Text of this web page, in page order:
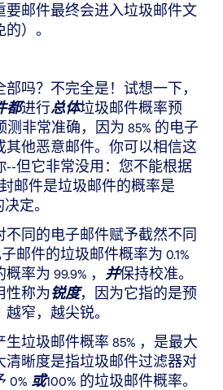
要邮件最终会进入垃圾邮件文
）。
吗？不完全是！试想一下，
都进行总体垃圾邮件概率预
测非常准确，因为 85% 的电子
其他恶意邮件。你可以相信这
--但它非常没用：您不能根据
邮件是垃圾邮件的概率是
定。
同的电子邮件赋予截然不同
邮件的垃圾邮件概率为 0.1%
率为 99.9% ， 并保持校准。
性称为锐度，因为它指的是预
窄，越尖锐。
垃圾邮件概率 85% ，是最大
清晰度是指垃圾邮件过滤器对
0% 或100% 的垃圾邮件概率。